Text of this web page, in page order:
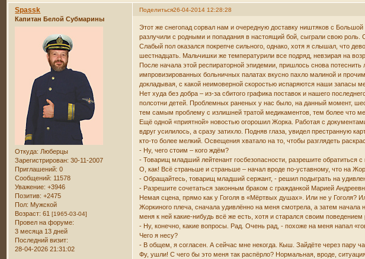
Поделиться26-04-2014 12:28:28
Spassk
Капитан Белой Субмарины
Откуда: Люберцы
Зарегистрирован: 30-11-2007
Приглашений: 0
Сообщений: 11578
Уважение: +3946
Позитив: +2475
Пол: Мужской
Возраст: 61[1965-03-04]
Провел на форуме:
3 месяца 13 дней
Последний визит:
28-04-2026 21:31:02
Этот же снегопад сорвал нам и очередную доставку ништяков с
разлучили с родными и попадания в настоящий бой, сыграли свою роль.
Слабый пол оказался покрепче сильного, однако, хотя я слышал, что
шестнадцать. Мальчишки же температурили все подряд, невзирая на
После начала этой респираторной эпидемии, пришлось снова
импровизированных больничных палатах вкусно пахло малиной и
докладывая, с какой неимоверной скоростью испаряются наши запасы
Нет худа без добра – из-за сбитого графика поставок и нашего
полсотни детей. Проблемных раненых у нас было, на данный момент,
тем самым проблему с излишней тратой медикаментов, тем более что
Ещё одной «приятной» новостью огорошил Жорка. Работая с
вдруг усилилось, а сразу затихло. Подняв глаза, увидел престранную
кто-то более мелкий. Освещения хватало на то, чтобы разглядеть
- Ну, чего стоим – кого ждём?
- Товарищ младший лейтенант госбезопасности, разрешите обратиться с
О, как! Всё страньше и страньше – начал вроде по-уставному, что на
- Обращайтесь, товарищ младший сержант, - решил подыграть на
- Разрешите сочетаться законным браком с гражданкой Марией
Немая сцена, прямо как у Гоголя в «Мёртвых душах». Или не у Гоголя?
Жоркиного плеча, сначала удивлённо на меня смотрела, а затем
меня к ней какие-нибудь всё же есть, хотя и старался своим поведением
- Ну, конечно, какие вопросы. Рад. Очень рад, - похоже на меня напал
Чего я несу?
- В общем, я согласен. А сейчас мне некогда. Кыш. Зайдёте через пару
Фу, ушли! С чего бы это меня так распёрло? Нормальная, вроде,